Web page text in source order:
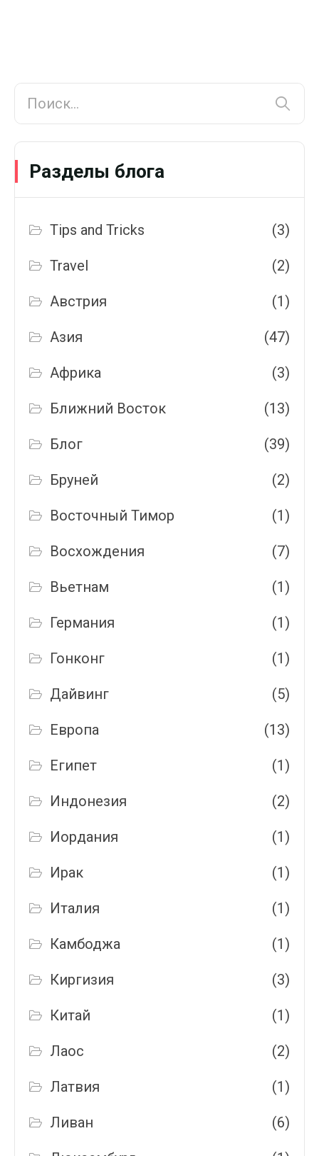
Разделы блога
Tips and Tricks (3)
Travel (2)
Австрия (1)
Азия (47)
Африка (3)
Ближний Восток (13)
Блог (39)
Бруней (2)
Восточный Тимор (1)
Восхождения (7)
Вьетнам (1)
Германия (1)
Гонконг (1)
Дайвинг (5)
Европа (13)
Египет (1)
Индонезия (2)
Иордания (1)
Ирак (1)
Италия (1)
Камбоджа (1)
Киргизия (3)
Китай (1)
Лаос (2)
Латвия (1)
Ливан (6)